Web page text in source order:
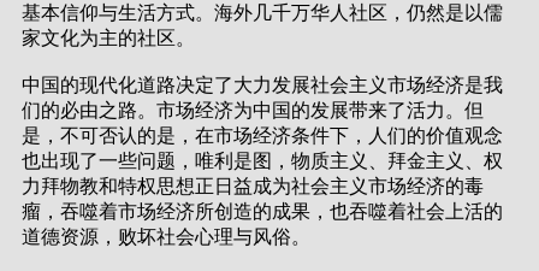
基本信仰与生活方式。海外几千万华人社区，仍然是以儒
家文化为主的社区。
中国的现代化道路决定了大力发展社会主义市场经济是我
们的必由之路。市场经济为中国的发展带来了活力。但
是，不可否认的是，在市场经济条件下，人们的价值观念
也出现了一些问题，唯利是图，物质主义、拜金主义、权
力拜物教和特权思想正日益成为社会主义市场经济的毒
瘤，吞噬着市场经济所创造的成果，也吞噬着社会上活的
道德资源，败坏社会心理与风俗。